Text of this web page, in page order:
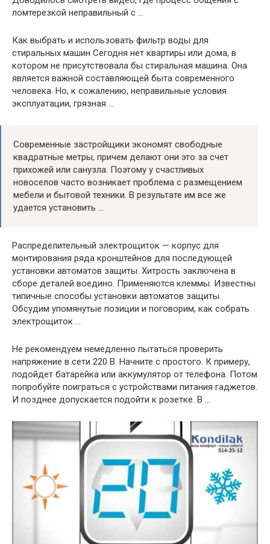
ломтерезкой неправильный с …
Как выбрать и использовать фильтр воды для
стиральных машин Сегодня нет квартиры или дома, в
котором не присутствовала бы стиральная машина. Она
является важной составляющей быта современного
человека. Но, к сожалению, неправильные условия
эксплуатации, грязная …
Современные застройщики экономят свободные
квадратные метры, причем делают они это за счет
прихожей или санузла. Поэтому у счастливых
новоселов часто возникает проблема с размещением
мебели и бытовой техники. В результате им все же
удается установить …
Распределительный электрощиток — корпус для
монтирования ряда кронштейнов для последующей
установки автоматов защиты. Хитрость заключена в
сборе деталей воедино. Применяются клеммы. Известны
типичные способы установки автоматов защиты.
Обсудим упомянутые позиции и поговорим, как собрать
электрощиток …
Не рекомендуем немедленно пытаться проверить
напряжение в сети 220 В. Начните с простого. К примеру,
подойдет батарейка или аккумулятор от телефона. Потом
попробуйте поиграться с устройствами питания гаджетов.
И позднее допускается подойти к розетке. В …